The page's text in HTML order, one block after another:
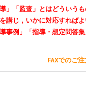
」「監査」とはどういう
講じ，いかに対応すれば
事例」「指導・想定問答
FAXでのご